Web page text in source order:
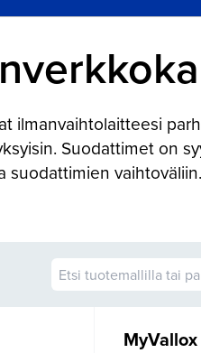
ilmanvaihtolaitteesi
Suodattimet on
suodattimien vaihtoväliin.